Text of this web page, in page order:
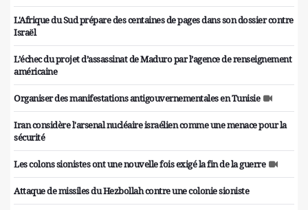
L'Afrique du Sud prépare des centaines de pages dans son dossier contre
Israël
L’échec du projet d’assassinat de Maduro par l’agence de renseignement
américaine
Organiser des manifestations antigouvernementales en Tunisie
Iran considère l'arsenal nucléaire israélien comme une menace pour la
sécurité
Les colons sionistes ont une nouvelle fois exigé la fin de la guerre
Attaque de missiles du Hezbollah contre une colonie sioniste